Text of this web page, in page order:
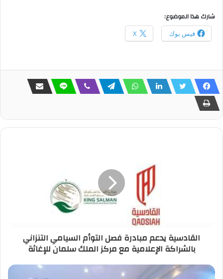
شارك هذا الموضوع:
فيس بوك X
القادسية يدعم مبادرة فصل التوأم السيامي التنزاني
بالشراكة الإعلامية مع مركز الملك سلمان للإغاثة